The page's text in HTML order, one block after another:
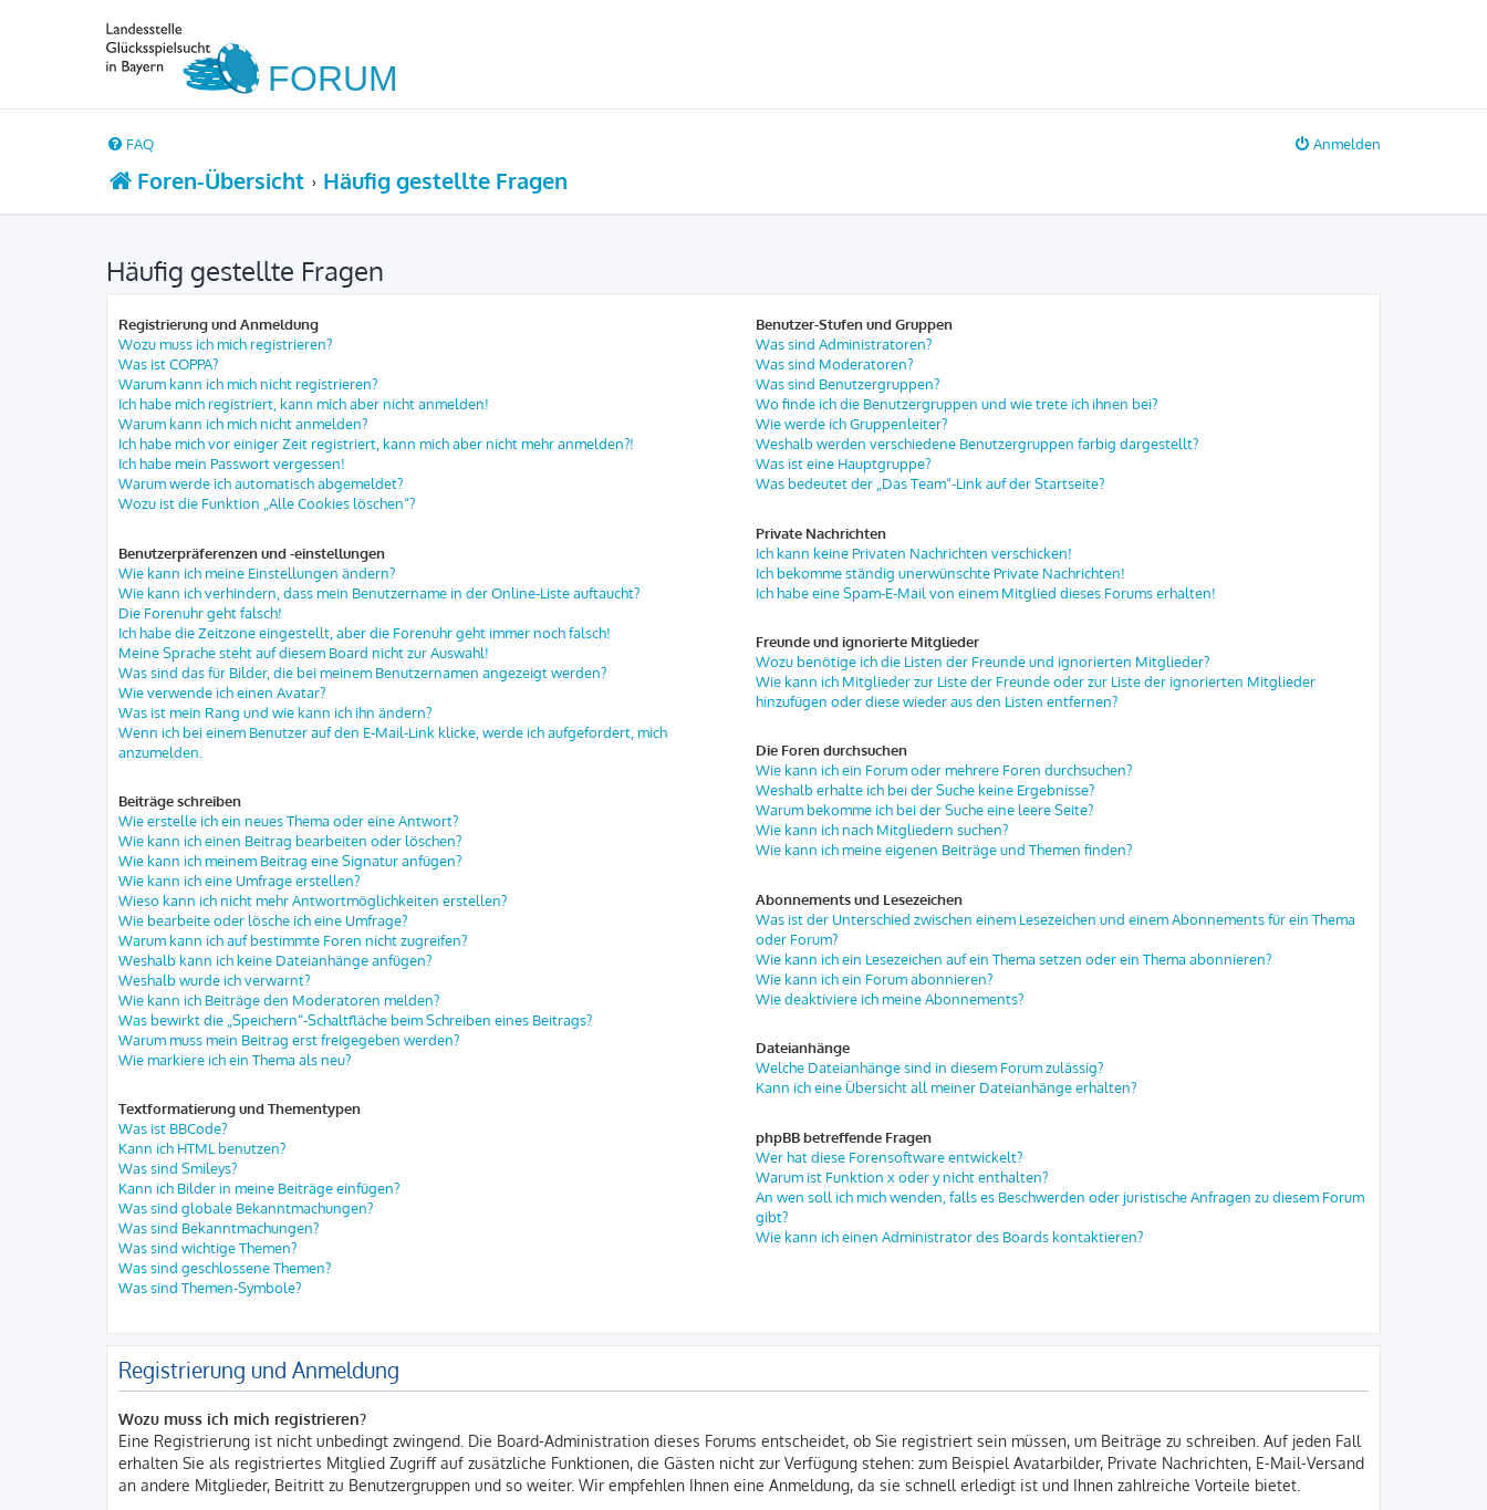
FAQ Anmelden
Foren-Übersicht Häufig gestellte Fragen
Häufig gestellte Fragen
Registrierung und Anmeldung
Wozu muss ich mich registrieren?
Was ist COPPA?
Warum kann ich mich nicht registrieren?
Ich habe mich registriert, kann mich aber nicht anmelden!
Warum kann ich mich nicht anmelden?
Ich habe mich vor einiger Zeit registriert, kann mich aber nicht mehr anmelden?!
Ich habe mein Passwort vergessen!
Warum werde ich automatisch abgemeldet?
Wozu ist die Funktion „Alle Cookies löschen“?
Benutzerpräferenzen und -einstellungen
Wie kann ich meine Einstellungen ändern?
Wie kann ich verhindern, dass mein Benutzername in der Online-Liste auftaucht?
Die Forenuhr geht falsch!
Ich habe die Zeitzone eingestellt, aber die Forenuhr geht immer noch falsch!
Meine Sprache steht auf diesem Board nicht zur Auswahl!
Was sind das für Bilder, die bei meinem Benutzernamen angezeigt werden?
Wie verwende ich einen Avatar?
Was ist mein Rang und wie kann ich ihn ändern?
Wenn ich bei einem Benutzer auf den E-Mail-Link klicke, werde ich aufgefordert, mich
anzumelden.
Beiträge schreiben
Wie erstelle ich ein neues Thema oder eine Antwort?
Wie kann ich einen Beitrag bearbeiten oder löschen?
Wie kann ich meinem Beitrag eine Signatur anfügen?
Wie kann ich eine Umfrage erstellen?
Wieso kann ich nicht mehr Antwortmöglichkeiten erstellen?
Wie bearbeite oder lösche ich eine Umfrage?
Warum kann ich auf bestimmte Foren nicht zugreifen?
Weshalb kann ich keine Dateianhänge anfügen?
Weshalb wurde ich verwarnt?
Wie kann ich Beiträge den Moderatoren melden?
Was bewirkt die „Speichern“-Schaltfläche beim Schreiben eines Beitrags?
Warum muss mein Beitrag erst freigegeben werden?
Wie markiere ich ein Thema als neu?
Textformatierung und Thementypen
Was ist BBCode?
Kann ich HTML benutzen?
Was sind Smileys?
Kann ich Bilder in meine Beiträge einfügen?
Was sind globale Bekanntmachungen?
Was sind Bekanntmachungen?
Was sind wichtige Themen?
Was sind geschlossene Themen?
Was sind Themen-Symbole?
Benutzer-Stufen und Gruppen
Was sind Administratoren?
Was sind Moderatoren?
Was sind Benutzergruppen?
Wo finde ich die Benutzergruppen und wie trete ich ihnen bei?
Wie werde ich Gruppenleiter?
Weshalb werden verschiedene Benutzergruppen farbig dargestellt?
Was ist eine Hauptgruppe?
Was bedeutet der „Das Team“-Link auf der Startseite?
Private Nachrichten
Ich kann keine Privaten Nachrichten verschicken!
Ich bekomme ständig unerwünschte Private Nachrichten!
Ich habe eine Spam-E-Mail von einem Mitglied dieses Forums erhalten!
Freunde und ignorierte Mitglieder
Wozu benötige ich die Listen der Freunde und ignorierten Mitglieder?
Wie kann ich Mitglieder zur Liste der Freunde oder zur Liste der ignorierten Mitglieder
hinzufügen oder diese wieder aus den Listen entfernen?
Die Foren durchsuchen
Wie kann ich ein Forum oder mehrere Foren durchsuchen?
Weshalb erhalte ich bei der Suche keine Ergebnisse?
Warum bekomme ich bei der Suche eine leere Seite?
Wie kann ich nach Mitgliedern suchen?
Wie kann ich meine eigenen Beiträge und Themen finden?
Abonnements und Lesezeichen
Was ist der Unterschied zwischen einem Lesezeichen und einem Abonnements für ein Thema
oder Forum?
Wie kann ich ein Lesezeichen auf ein Thema setzen oder ein Thema abonnieren?
Wie kann ich ein Forum abonnieren?
Wie deaktiviere ich meine Abonnements?
Dateianhänge
Welche Dateianhänge sind in diesem Forum zulässig?
Kann ich eine Übersicht all meiner Dateianhänge erhalten?
phpBB betreffende Fragen
Wer hat diese Forensoftware entwickelt?
Warum ist Funktion x oder y nicht enthalten?
An wen soll ich mich wenden, falls es Beschwerden oder juristische Anfragen zu diesem Forum
gibt?
Wie kann ich einen Administrator des Boards kontaktieren?
Registrierung und Anmeldung
Wozu muss ich mich registrieren?
Eine Registrierung ist nicht unbedingt zwingend. Die Board-Administration dieses Forums entscheidet, ob Sie registriert sein müssen, um Beiträge zu schreiben. Auf jeden Fall
erhalten Sie als registriertes Mitglied Zugriff auf zusätzliche Funktionen, die Gästen nicht zur Verfügung stehen: zum Beispiel Avatarbilder, Private Nachrichten, E-Mail-Versand
an andere Mitglieder, Beitritt zu Benutzergruppen und so weiter. Wir empfehlen Ihnen eine Anmeldung, da sie schnell erledigt ist und Ihnen zahlreiche Vorteile bietet.